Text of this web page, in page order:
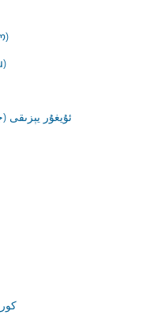
ئۇيغۇر يېزىقى